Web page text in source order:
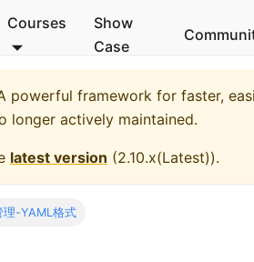
Courses
Show
Case
powerful framework for faster,
longer actively maintained.
latest version (2.10.x(Latest)).
理-YAML格式